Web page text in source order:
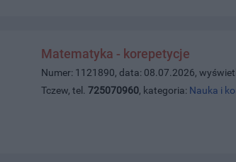
Matematyka - korepetycje
Numer: 1121890, data: 08.07.2026,
Tczew, tel.725070960, kategoria: Nauka i